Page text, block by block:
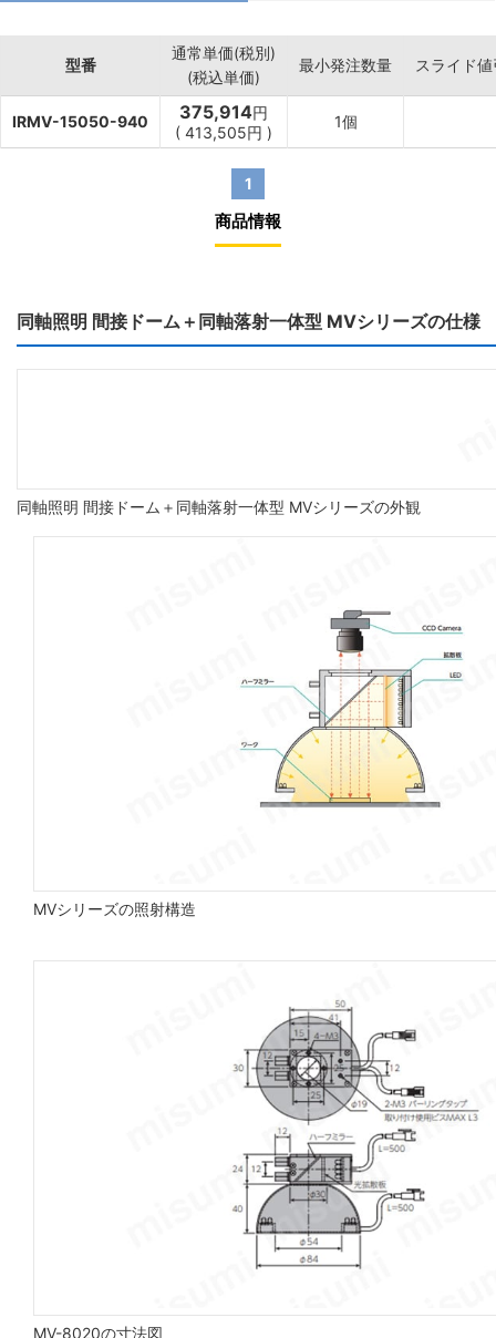
型番
通常単価(税別)
(税込単価)
最小発注数量 スライド
IRMV-15050-940 375,914円
( 413,505円 )
1個
1
商品情報
同軸照明 間接ドーム＋同軸落射一体型 MVシリーズの仕様
同軸照明 間接ドーム＋同軸落射一体型 MVシリーズの外観
MVシリーズの照射構造
MV-8020の寸法図